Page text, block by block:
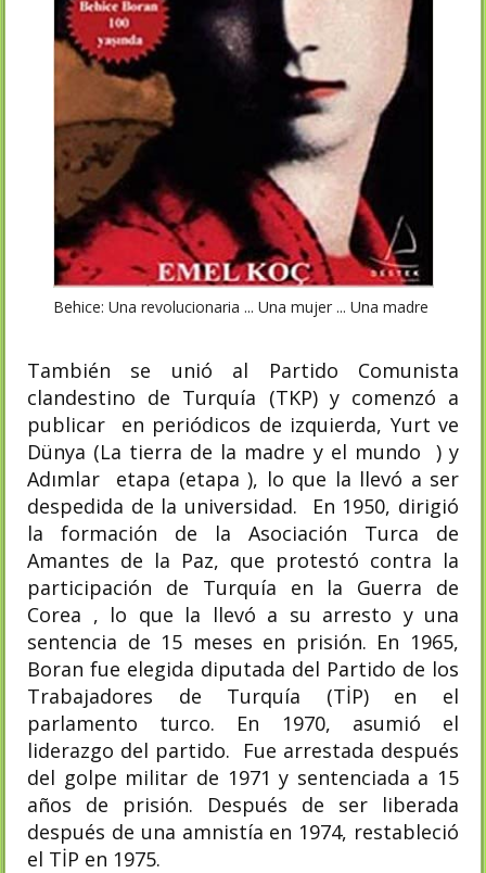
Behice: Una revolucionaria ... Una mujer ... Una madre
También se unió al Partido Comunista
clandestino de Turquía (TKP) y comenzó a
publicar en periódicos de izquierda, Yurt ve
Dünya (La tierra de la madre y el mundo ) y
Adımlar etapa (etapa ), lo que la llevó a ser
despedida de la universidad. En 1950, dirigió
la formación de la Asociación Turca de
Amantes de la Paz, que protestó contra la
participación de Turquía en la Guerra de
Corea , lo que la llevó a su arresto y una
sentencia de 15 meses en prisión. En 1965,
Boran fue elegida diputada del Partido de los
Trabajadores de Turquía (TİP) en el
parlamento turco. En 1970, asumió el
liderazgo del partido. Fue arrestada después
del golpe militar de 1971 y sentenciada a 15
años de prisión. Después de ser liberada
después de una amnistía en 1974, restableció
el TİP en 1975.